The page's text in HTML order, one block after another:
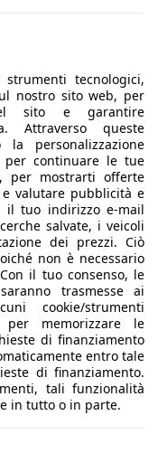
tecnologici,
nostro sito web, per
sito e garantire
Attraverso queste
la personalizzazione
per continuare le tue
per mostrarti offerte
valutare pubblicità e
il tuo indirizzo e-mail
salvate, i veicoli
dei prezzi. Ciò
non è necessario
il tuo consenso, le
trasmesse ai
cookie/strumenti
memorizzare le
di finanziamento
entro tale
di finanziamento.
tali funzionalità
in tutto o in parte.